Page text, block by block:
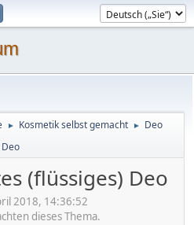
► Kosmetik selbst gemacht ► Deo
(flüssiges) Deo
2018, 14:36:52
dieses Thema.